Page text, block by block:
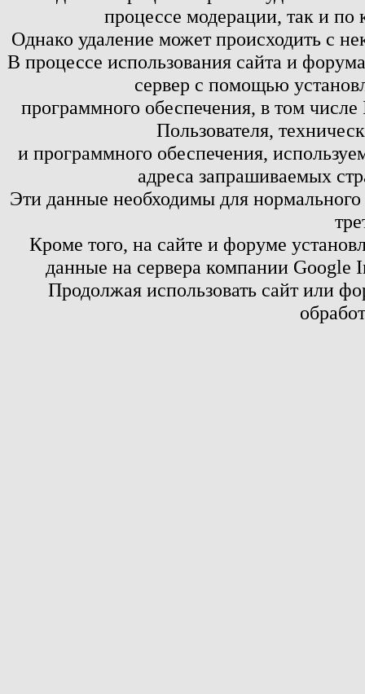
процессе модерации, так и по
Однако удаление может происходить с
В процессе использования сайта и
сервер с помощью
программного обеспечения, в том
Пользователя,
и программного обеспечения,
адреса запрашиваемых
Эти данные необходимы для
Кроме того, на сайте и форуме
данные на сервера компании
Продолжая использовать сайт или